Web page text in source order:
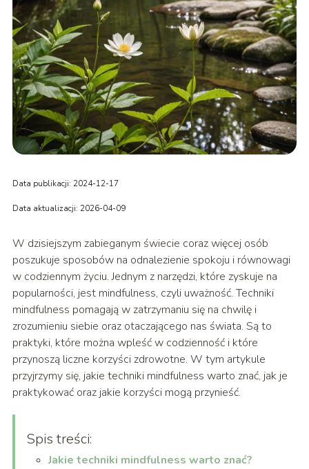
Data publikacji: 2024-12-17
Data aktualizacji: 2026-04-09
W dzisiejszym zabieganym świecie coraz więcej osób
poszukuje sposobów na odnalezienie spokoju i równowagi
w codziennym życiu. Jednym z narzędzi, które zyskuje na
popularności, jest mindfulness, czyli uważność. Techniki
mindfulness pomagają w zatrzymaniu się na chwilę i
zrozumieniu siebie oraz otaczającego nas świata. Są to
praktyki, które można wpleść w codzienność i które
przynoszą liczne korzyści zdrowotne. W tym artykule
przyjrzymy się, jakie techniki mindfulness warto znać, jak je
praktykować oraz jakie korzyści mogą przynieść.
Spis treści:
Jakie techniki mindfulness warto znać?